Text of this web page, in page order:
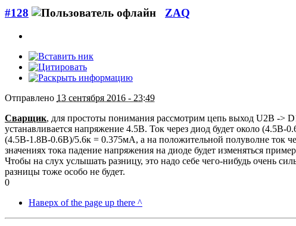
#128 ZAQ
Отправлено 13 сентября 2016 - 23:49
Сварщик, для простоты понимания рассмотрим цепь выход U2B ->
устанавливается напряжение 4.5В. Ток через диод будет около
(4.5В-1.8В-0.6В)/5.6к = 0.375мА, а на положительной полуволне ток
значениях тока падение напряжения на диоде будет изменяться
Чтобы на слух услышать разницу, это надо себе чего-нибудь очень
разницы тоже особо не будет.
0
Наверх of the page up there ^